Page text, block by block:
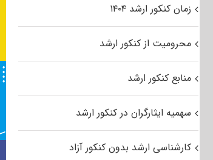
زمان کنکور ارشد ۱۴۰۴
محرومیت از کنکور ارشد
منابع کنکور ارشد
سهمیه ایثارگران در کنکور ارشد
کارشناسی ارشد بدون کنکور آزاد